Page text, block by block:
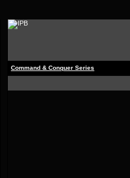
Command & Conquer Series